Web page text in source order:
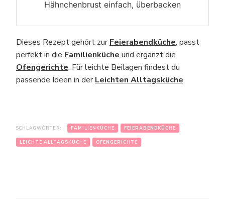
Hähnchenbrust einfach, überbacken
Dieses Rezept gehört zurFeierabendküche, passt
perfekt in die Familienküche und ergänzt die
Ofengerichte. Für leichte Beilagen findest du
passende Ideen in derLeichten Alltagsküche.
SCHLAGWÖRTER: FAMILIENKÜCHE FEIERABENDKÜCHE
LEICHTE ALLTAGSKÜCHE OFENGERICHTE